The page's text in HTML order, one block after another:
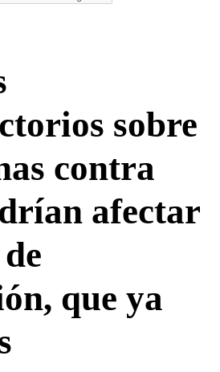
sobre
contra
afectar
que ya